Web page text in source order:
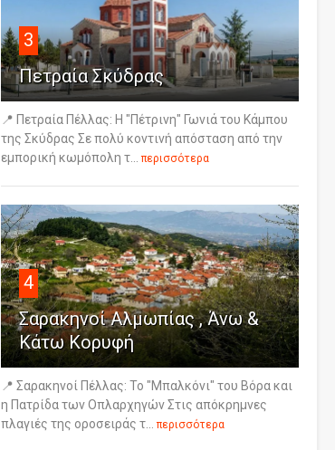
3
Πετραία Σκύδρας
📍 Πετραία Πέλλας: Η "Πέτρινη" Γωνιά του Κάμπου
της Σκύδρας Σε πολύ κοντινή απόσταση από την
εμπορική κωμόπολη τ... περισσότερα
4
Σαρακηνοί Αλμωπίας , Άνω &
Κάτω Κορυφή
📍 Σαρακηνοί Πέλλας: Το "Μπαλκόνι" του Βόρα και
η Πατρίδα των Οπλαρχηγών Στις απόκρημνες
πλαγιές της οροσειράς τ... περισσότερα